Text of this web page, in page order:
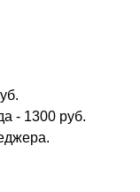
- 1300 руб.